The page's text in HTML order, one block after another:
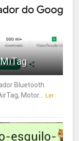
Bluetooth
Motor...
Ler